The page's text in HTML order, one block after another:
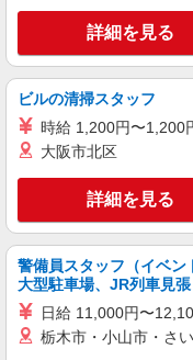
キープ
アルバイト パート
株式会社関西丸和ロジス
軽作
時
アルバイト パート
株式会社関西丸和ロジス
軽作
付け
詳細を見る
ビルの清掃スタッフ
時給 1,200円〜1,200
大阪市北区
詳細を見る
警備員スタッフ（イベン
大型駐車場、JR列車見張
日給 11,000円〜
栃木市・小山市・さ